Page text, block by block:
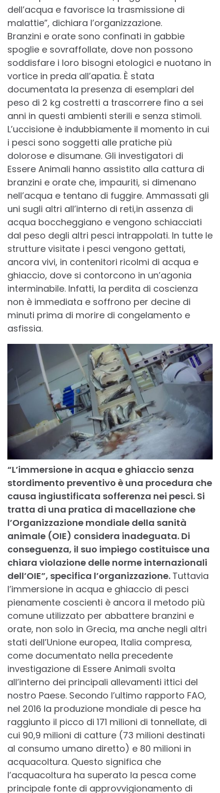
dell’acqua e favorisce la trasmissione di
malattie”, dichiara l’organizzazione.
Branzini e orate sono confinati in gabbie
spoglie e sovraffollate, dove non possono
soddisfare i loro bisogni etologici e nuotano in
vortice in preda all’apatia. È stata
documentata la presenza di esemplari del
peso di 2 kg costretti a trascorrere fino a sei
anni in questi ambienti sterili e senza stimoli.
L’uccisione è indubbiamente il momento in cui
i pesci sono soggetti alle pratiche più
dolorose e disumane. Gli investigatori di
Essere Animali hanno assistito alla cattura di
branzini e orate che, impauriti, si dimenano
nell’acqua e tentano di fuggire. Ammassati gli
uni sugli altri all’interno di reti,in assenza di
acqua boccheggiano e vengono schiacciati
dal peso degli altri pesci intrappolati. In tutte le
strutture visitate i pesci vengono gettati,
ancora vivi, in contenitori ricolmi di acqua e
ghiaccio, dove si contorcono in un’agonia
interminabile. Infatti, la perdita di coscienza
non è immediata e soffrono per decine di
minuti prima di morire di congelamento e
asfissia.
“L’immersione in acqua e ghiaccio senza
stordimento preventivo è una procedura che
causa ingiustificata sofferenza nei pesci. Si
tratta di una pratica di macellazione che
l’Organizzazione mondiale della sanità
animale (OIE) considera inadeguata. Di
conseguenza, il suo impiego costituisce una
chiara violazione delle norme internazionali
dell’OIE”, specifica l’organizzazione. Tuttavia
l’immersione in acqua e ghiaccio di pesci
pienamente coscienti è ancora il metodo più
comune utilizzato per abbattere branzini e
orate, non solo in Grecia, ma anche negli altri
stati dell’Unione europea, Italia compresa,
come documentato nella precedente
investigazione di Essere Animali svolta
all’interno dei principali allevamenti ittici del
nostro Paese. Secondo l’ultimo rapporto FAO,
nel 2016 la produzione mondiale di pesce ha
raggiunto il picco di 171 milioni di tonnellate, di
cui 90,9 milioni di catture (73 milioni destinati
al consumo umano diretto) e 80 milioni in
acquacoltura. Questo significa che
l’acquacoltura ha superato la pesca come
principale fonte di approvvigionamento di